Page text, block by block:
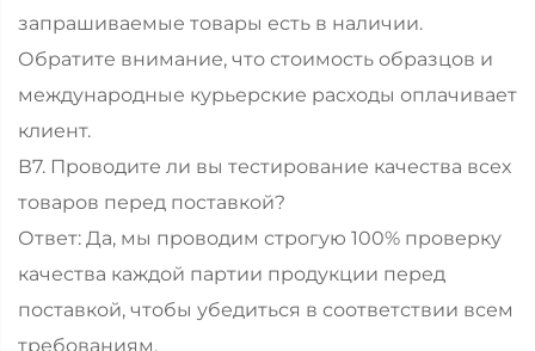
запрашиваемые товары есть в наличии.
Обратите внимание, что стоимость образцов и
международные курьерские расходы оплачивает
клиент.
В7. Проводите ли вы тестирование качества всех
товаров перед поставкой?
Ответ: Да, мы проводим строгую 100% проверку
качества каждой партии продукции перед
поставкой, чтобы убедиться в соответствии всем
требованиям.